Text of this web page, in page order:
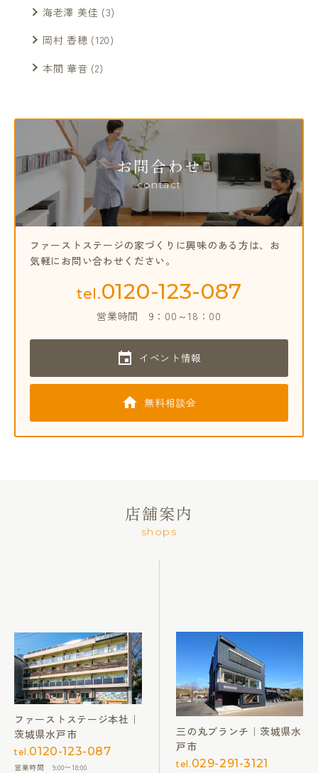
海老澤 美佳 (3)
岡村 香穂 (120)
本間 華音 (2)
お問合わせ
contact
ファーストステージの家づくりに興味のある方は、 お
気軽にお問い合わせください。
tel.0120-123-087
営業時間 9：00～18：00
イベント情報
無料相談会
店舗案内
shops
ファーストステージ本社｜
茨城県水戸市
tel.0120-123-087
営業時間 9:00〜18:00
三の丸ブランチ｜茨城県水
戸市
tel. 029-291-3121